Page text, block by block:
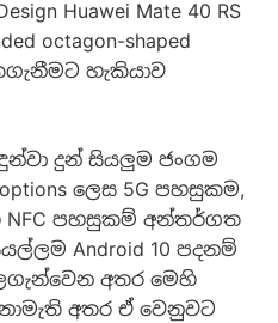
Huawei Mate 40 RS
octagon-shaped
හැකියාව
දුන් සියලුම ජංගම
ලෙස 5G පහසුකම,
NFC පහසුකම් අන්තර්ගත
Android 10 පදනම්
අතර මෙහි
අතර ඒ වෙනුවට